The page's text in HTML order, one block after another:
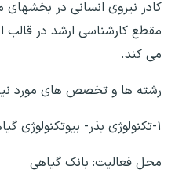
کادر نیروی انسانی در بخشهای
مقطع کارشناسی ارشد در قالب
می کند.
رشته ها و تخصص های مورد
۱-تکنولوژی بذر- بیوتکنولوژی گیاهی- سیستماتیک گیاهی
محل فعالیت: بانک گیاهی